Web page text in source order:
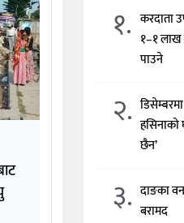
१. करदाता
१–१
पाउने
२. हसिनाको
छैन’
३. दाङका
बरामद